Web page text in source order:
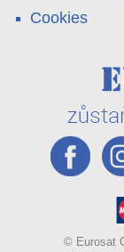
Cookies
© Eurosat